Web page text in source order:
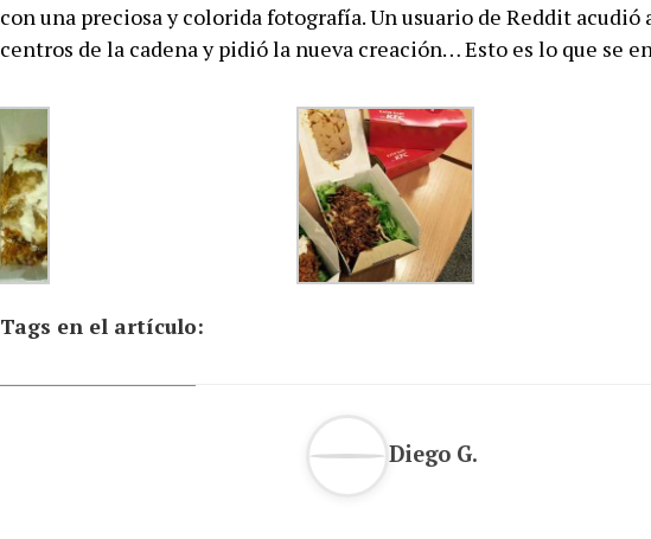
con una preciosa y colorida fotografía. Un usuario de Reddit acudió
centros de la cadena y pidió la nueva creación… Esto es lo que se
Tags en el artículo:
Diego G.